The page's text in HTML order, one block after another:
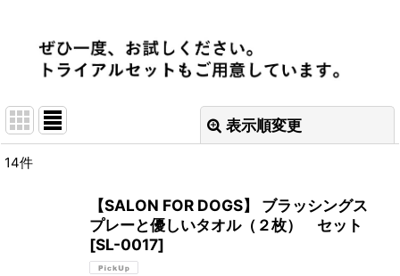
表示順変更
14件
【SALON FOR DOGS】 ブラッシングス
プレーと優しいタオル（２枚） セット
[SL-0017]